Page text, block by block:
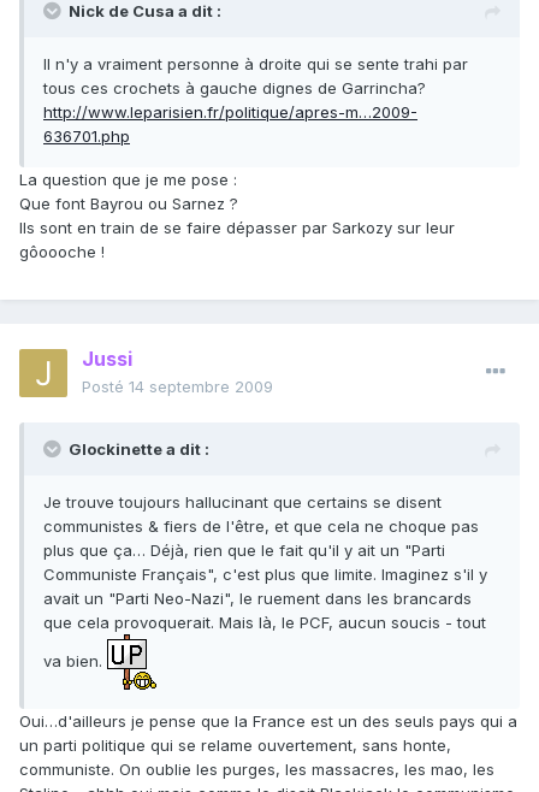
Nick de Cusa a dit :
Il n'y a vraiment personne à droite qui se sente trahi par
tous ces crochets à gauche dignes de Garrincha?
http://www.leparisien.fr/politique/apres-m…2009-
636701.php
La question que je me pose :
Que font Bayrou ou Sarnez ?
Ils sont en train de se faire dépasser par Sarkozy sur leur
gôoooche !
Jussi
Posté 14 septembre 2009
Glockinette a dit :
Je trouve toujours hallucinant que certains se disent
communistes & fiers de l'être, et que cela ne choque pas
plus que ça… Déjà, rien que le fait qu'il y ait un "Parti
Communiste Français", c'est plus que limite. Imaginez s'il y
avait un "Parti Neo-Nazi", le ruement dans les brancards
que cela provoquerait. Mais là, le PCF, aucun soucis - tout
va bien.
Oui…d'ailleurs je pense que la France est un des seuls pays qui a
un parti politique qui se relame ouvertement, sans honte,
communiste. On oublie les purges, les massacres, les mao, les